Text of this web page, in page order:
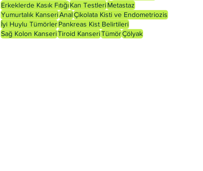
Erkeklerde Kasık FıtığıKan TestleriMetastaz
Yumurtalık KanseriAnalÇikolata Kisti ve Endometriozis
İyi Huylu TümörlerPankreas Kist Belirtileri
Sağ Kolon KanseriTiroid KanseriTümörÇölyak